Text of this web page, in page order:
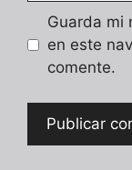
Guarda mi
en este
comente.